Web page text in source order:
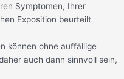
Symptomen, Ihrer
Exposition beurteilt
können ohne auffällige
auch dann sinnvoll sein,